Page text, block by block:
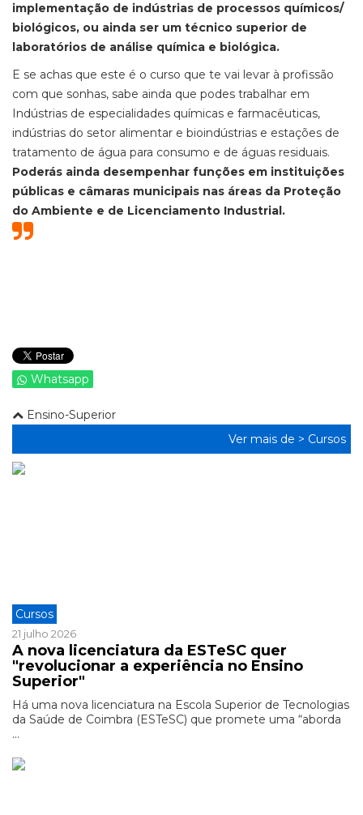
implementação de indústrias de processos químicos/
biológicos, ou ainda ser um técnico superior de
laboratórios de análise química e biológica.
E se achas que este é o curso que te vai levar à profissão
com que sonhas, sabe ainda que podes trabalhar em
Indústrias de especialidades químicas e farmacêuticas,
indústrias do setor alimentar e bioindústrias e estações de
tratamento de água para consumo e de águas residuais.
Poderás ainda desempenhar funções em instituições
públicas e câmaras municipais nas áreas da Proteção
do Ambiente e de Licenciamento Industrial.
Whatsapp
Ensino-Superior
Ver mais de > Cursos
Cursos
21 julho 2026
A nova licenciatura da ESTeSC quer
"revolucionar a experiência no Ensino
Superior"
Há uma nova licenciatura na Escola Superior de Tecnologias
da Saúde de Coimbra (ESTeSC) que promete uma “aborda
...